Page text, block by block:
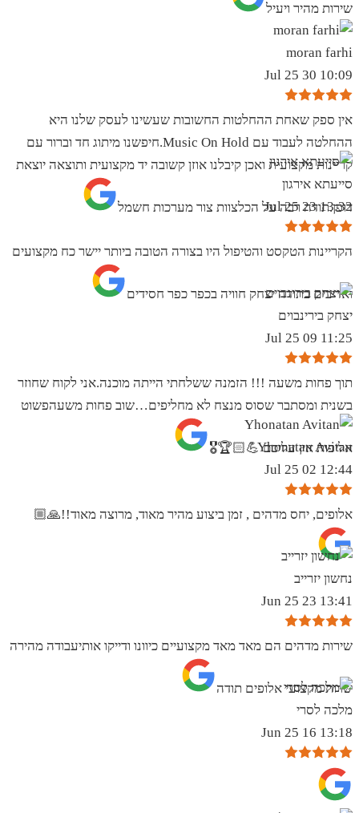
שירות מהיר ויעיל
moran farhi
10:09 30 Jul 25
אין ספק שאחת ההחלטות החשובות שעשינו לעסק שלנו היא
ההחלטה לעבוד עם Music On Hold.חיפשנו מיתוג חד וברור עם
קריינות מקצועית ואכן קיבלנו אוזן קשובה יד מקצועית ותוצאה יוצאת
דופן.תודה רבה על הכלצוות צור מערכות חשמל
סייעתא אירגון
13:32 23 Jul 25
הקריינות הטקסט והטיפול היו בצורה הטובה ביותר יישר כח מקצועים
ואדיבים בתודה יצחק חוויה בכפר כפר חסידים
יצחק בירינבוים
11:25 09 Jul 25
תוך פחות משעה !!! הזמנה ששלחתי הייתה מוכנה.אני לקוח שחוזר
בשנית ומסתבר שסוס מנצח לא מחליפים…שוב פחות משעהפשוט
אליפות אין עליכם 💪🏻🏆🎖
Yhonatan Avitan
12:44 02 Jul 25
אלופים, יחס מדהים , זמן ביצוע מהיר מאוד, מרוצה מאוד!!🙏🏼
נחשון יזרייב
13:41 23 Jun 25
שירות מדהים הם מאד מאד מקצועיים כיוונו ודייקו אותיעבודה מהירה
שרות מקצועי אלופים תודה
מלכה לסרי
13:18 16 Jun 25